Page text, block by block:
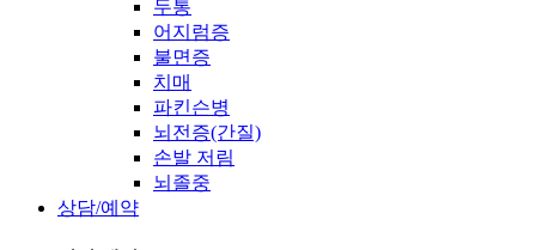
두통
어지럼증
불면증
치매
파킨슨병
뇌전증(간질)
손발 저림
뇌졸중
상담/예약